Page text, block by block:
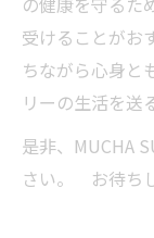
受けることがお
ちながら心身と
リーの生活を送
是非、MUCHA
さい。 お待ち